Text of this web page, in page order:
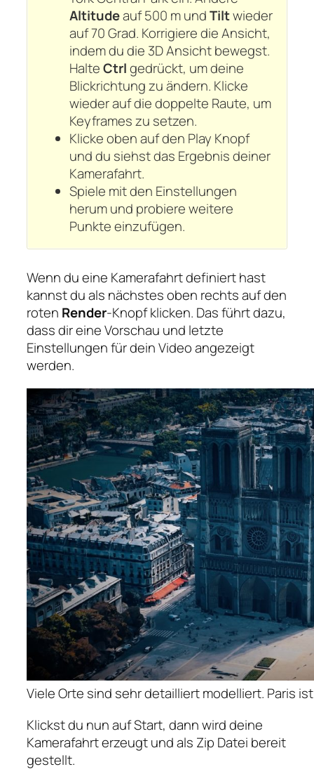
Altitudeauf 500 m undTiltwieder
auf 70 Grad. Korrigiere die Ansicht,
indem du die 3D Ansicht bewegst.
HalteCtrlgedrückt, um deine
Blickrichtung zu ändern. Klicke
wieder auf die doppelte Raute, um
Keyframes zu setzen.
Klicke oben auf den Play Knopf
und du siehst das Ergebnis deiner
Kamerafahrt.
Spiele mit den Einstellungen
herum und probiere weitere
Punkte einzufügen.
Wenn du eine Kamerafahrt definiert hast
kannst du als nächstes oben rechts auf den
roten Render-Knopf klicken. Das führt dazu,
dass dir eine Vorschau und letzte
Einstellungen für dein Video angezeigt
werden.
Viele Orte sind sehr detailliert modelliert. Paris
Klickst du nun auf Start, dann wird deine
Kamerafahrt erzeugt und als Zip Datei bereit
gestellt.